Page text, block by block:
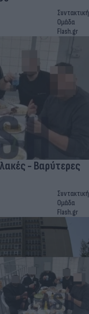
Συντακτική
Ομάδα
Flash.gr
- Βαρύτερες
Συντακτική
Ομάδα
Flash.gr